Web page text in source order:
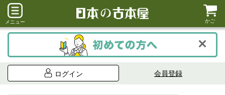
メニュー かご
ログイン 会員登録